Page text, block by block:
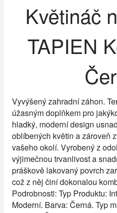
Květináč
TAPIEN
Vyvýšený zahradní záhon.
úžasným doplňkem pro
hladký, moderní design
oblíbených květin a zároveň
vašeho okolí. Vyrobený z
výjimečnou trvanlivost a
práškově lakovaný povrch
což z něj činí dokonalou
Podrobnosti: Typ Produktu:
Moderní. Barva: Černá. Typ